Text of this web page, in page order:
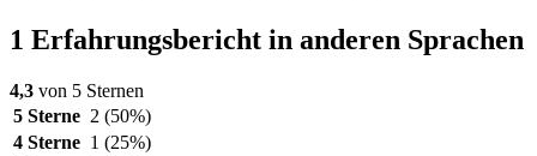
1 Erfahrungsbericht in anderen Sprachen
4,3 von 5 Sternen
5 Sterne 2 (50%)
4 Sterne 1 (25%)